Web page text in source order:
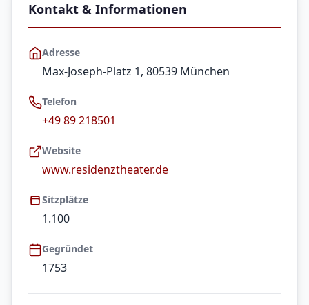
Kontakt & Informationen
Adresse
Max-Joseph-Platz 1, 80539 München
Telefon
+49 89 218501
Website
www.residenztheater.de
Sitzplätze
1.100
Gegründet
1753